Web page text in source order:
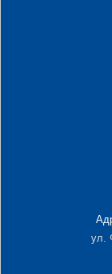
ул.